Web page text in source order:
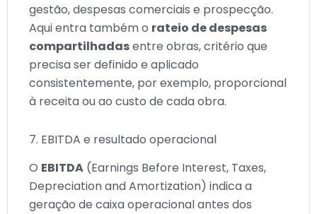
gestão, despesas comerciais e prospecção.
Aqui entra também o rateio de despesas
compartilhadasentre obras, critério que
precisa ser definido e aplicado
consistentemente, por exemplo, proporcional
à receita ou ao custo de cada obra.
7. EBITDA e resultado operacional
O EBITDA (Earnings Before Interest, Taxes,
Depreciation and Amortization) indica a
geração de caixa operacional antes dos